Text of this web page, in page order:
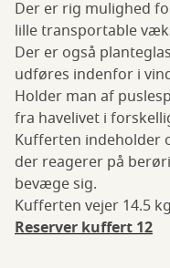
Der er rig mulighed
lille transportable
Der er også
udføres indenfor i
Holder man af
fra havelivet i
Kufferten indeholder
der reagerer på
bevæge sig.
Kufferten vejer 14.5 kg
Reserver kuffert 12